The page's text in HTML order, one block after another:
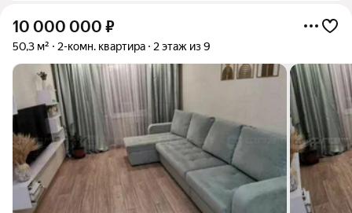
10 000 000 ₽
50,3 м² 2-комн. квартира 2 этаж из 9